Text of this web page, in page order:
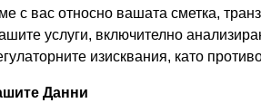
с вас относно вашата сметка,
услуги, включително
изисквания, като
Данни